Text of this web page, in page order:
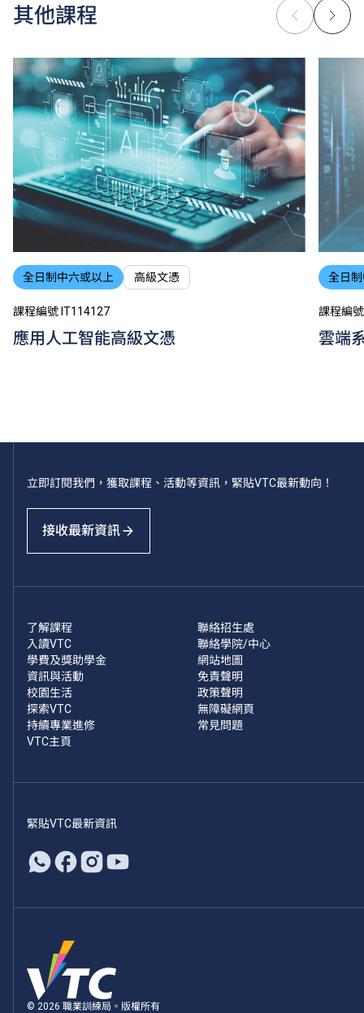
為增強對學生的學習支援，學院或會要求部分學生修讀
銜接單元／增潤課程；或需參加額外培訓／實習／公開
學費水平會每年檢討。課程第二年學費水平會因應通脹
及有關因素作調整。
以上資料只適用於本地學生。
其他課程
全日制中六或以上 高級文憑
課程編號 IT114127
應用人工智能高級文憑
全日
課程編
雲端
立即訂閱我們，獲取課程、活動等資訊，緊貼VTC最新動向！
接收最新資訊
了解課程
入讀VTC
學費及獎助學金
資訊與活動
校園生活
探索VTC
持續專業進修
VTC主頁
聯絡招生處
聯絡學院/中心
網站地圖
免責聲明
政策聲明
無障礙網頁
常見問題
緊貼VTC最新資訊
© 2026 職業訓練局。版權所有